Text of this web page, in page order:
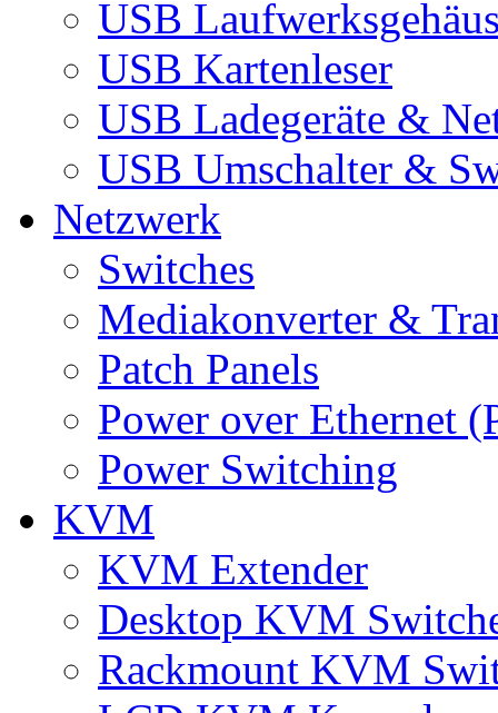
USB
USB Kartenleser
USB Ladegeräte &
USB Umschalter &
Netzwerk
Switches
Mediakonverter &
Patch Panels
Power over Ethernet
Power Switching
KVM
KVM Extender
Desktop KVM
Rackmount KVM